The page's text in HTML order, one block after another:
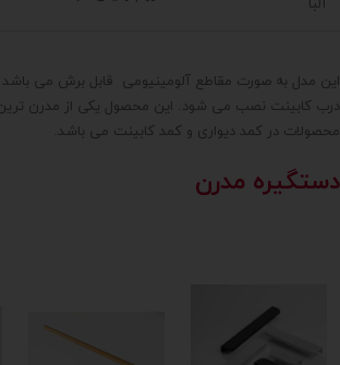
این مدل به صورت مقاطع آلومینیومی قابل برش می
درب کابینت نصب می شود. این محصول یکی از مدرن ترین
محصولات در کمد دیواری و کمد کابینت می باشد.
دستگیره مدرن